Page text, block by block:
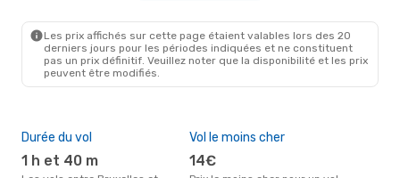
Les prix affichés sur cette page étaient valables lors des 20
derniers jours pour les périodes indiquées et ne constituent
pas un prix définitif. Veuillez noter que la disponibilité et les prix
peuvent être modifiés.
Durée du vol
1 h et 40 m
Vol le moins cher
14€